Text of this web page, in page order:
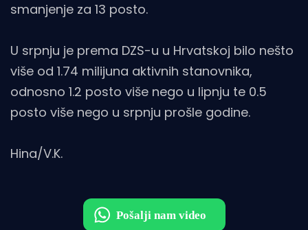
smanjenje za 13 posto.
U srpnju je prema DZS-u u Hrvatskoj bilo nešto
više od 1.74 milijuna aktivnih stanovnika,
odnosno 1.2 posto više nego u lipnju te 0.5
posto više nego u srpnju prošle godine.
Hina/V.K.